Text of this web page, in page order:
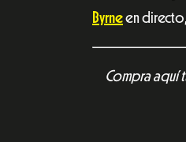
Byrneen
Compra aquí